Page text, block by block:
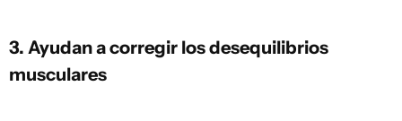
3. Ayudan a corregir los desequilibrios
musculares